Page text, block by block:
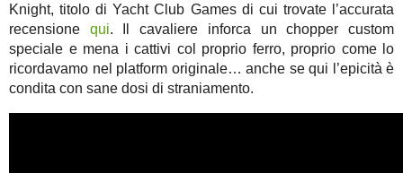
Knight, titolo di Yacht Club Games di cui trovate l’accurata
recensione qui. Il cavaliere inforca un chopper custom
speciale e mena i cattivi col proprio ferro, proprio come lo
ricordavamo nel platform originale… anche se qui l’epicità è
condita con sane dosi di straniamento.